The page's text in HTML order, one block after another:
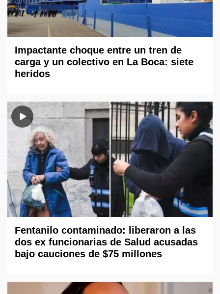
Impactante choque entre un tren de
carga y un colectivo en La Boca: siete
heridos
Fentanilo contaminado: liberaron a las
dos ex funcionarias de Salud acusadas
bajo cauciones de $75 millones